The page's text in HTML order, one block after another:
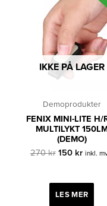
IKKE PÅ LAGER
Demoprodukter
FENIX MINI-LITE H/
MULTILYKT
(DEMO)
270kr Opprinnelig
270 kr.
150 kr
150 kr.
inkl.
LES MER